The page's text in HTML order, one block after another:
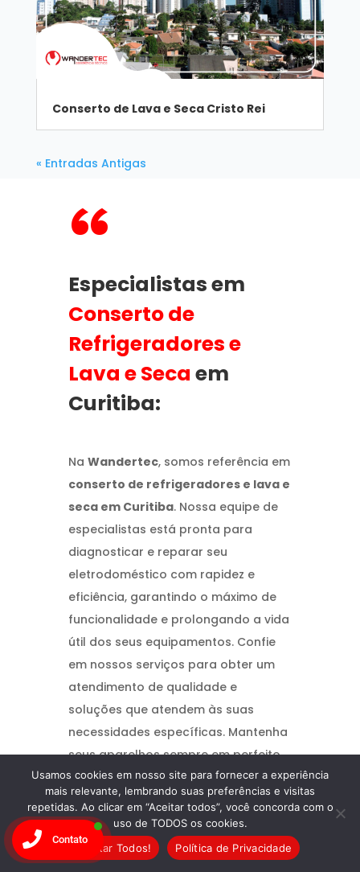
Conserto de Lava e Seca Cristo Rei
« Entradas Antigas
“
Especialistas em
Conserto de
Refrigeradores e
Lava e Seca em
Curitiba:
Na Wandertec, somos referência em
conserto de refrigeradores e lava e
seca em Curitiba. Nossa equipe de
especialistas está pronta para
diagnosticar e reparar seu
eletrodoméstico com rapidez e
eficiência, garantindo o máximo de
funcionalidade e prolongando a vida
útil dos seus equipamentos. Confie
em nossos serviços para obter um
atendimento de qualidade e
soluções que atendem às suas
necessidades específicas. Mantenha
seus aparelhos sempre em perfeito
estado com aWandertec!
Usamos cookies em nosso site para fornecer a experiência
mais relevante, lembrando suas preferências e visitas
repetidas. Ao clicar em “Aceitar todos”, você concorda com o
uso de TODOS os cookies.
Aceitar Todos!
Política de Privacidade
Contato